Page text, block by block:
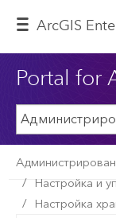
ArcGIS
Portal for
Настройка и
Настройка